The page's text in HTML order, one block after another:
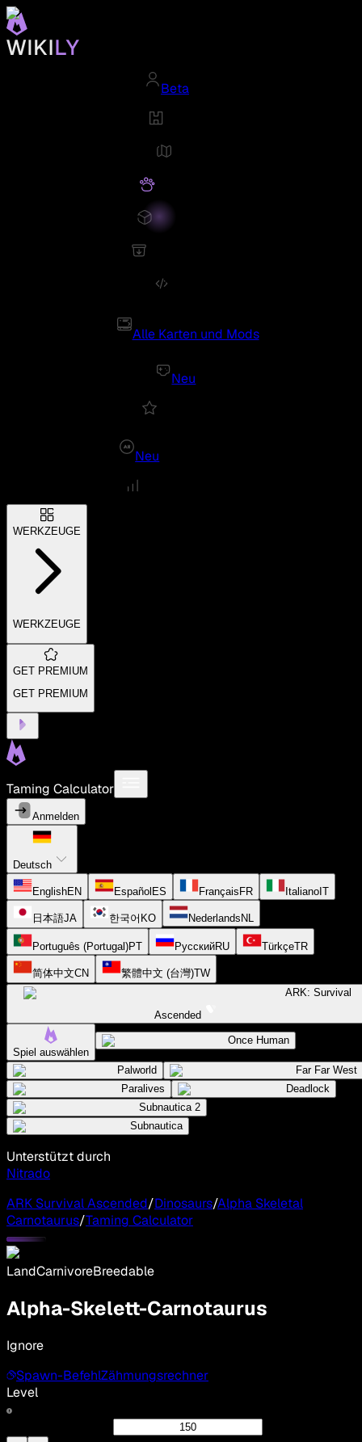
Beta
Alle Karten und Mods
Neu
Neu
WERKZEUGE
WERKZEUGE
GET PREMIUM
GET PREMIUM
Taming Calculator
Anmelden
Deutsch
EnglishEN Español ES Français FR Italiano IT
日本語JA 한국어 KO Nederlands NL
Português (Portugal)PT РусскийRU TürkçeTR
简体中文CN 繁體中文 (台灣)TW
ARK: Survival
Ascended
Spiel auswählen
Once Human
Palworld
Far Far West
Paralives
Deadlock
Subnautica 2
Subnautica
Unterstützt durch
Nitrado
ARK Survival Ascended/Dinosaurs/Alpha Skeletal
Carnotaurus/Taming Calculator
LandCarnivoreBreedable
Alpha-Skelett-Carnotaurus
Ignore
Spawn-BefehlZähmungsrechner
Level